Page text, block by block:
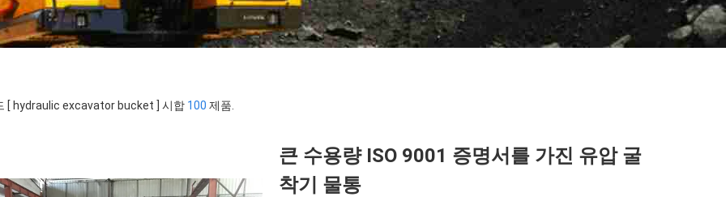
[ hydraulic excavator bucket ] 시합 100 제품.
큰 수용량 ISO 9001 증명서를 가진 유압 굴
착기 물통